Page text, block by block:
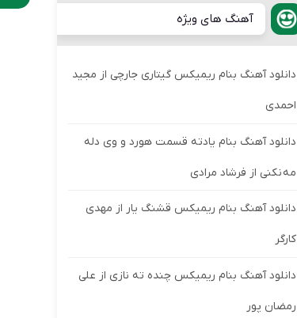
آهنگ های ویژه
دانلود آهنگ بنام ریمیکس گیتاری جارچی از مجید
احمدی
دانلود آهنگ بنام یادته قسمت هورد و وی دله
مه نکنی از فرشاد مرادی
دانلود آهنگ بنام ریمیکس قشنگ یار از مهدی
کارگر
دانلود آهنگ بنام ریمیکس چنده ته نازی از علی
رمضان پور